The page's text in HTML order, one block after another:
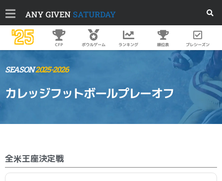
ANY GIVEN SATURDAY
'25 CFP ボウルゲーム ランキング 順位表 プレシーズン
SEASON2025-2026
カレッジフットボールプレーオフ
全米王座決定戦